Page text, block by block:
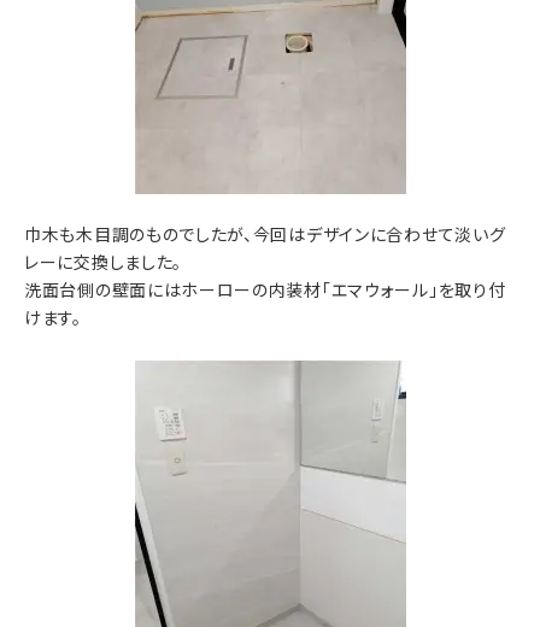
巾木も木目調のものでしたが、今回はデザインに合わせて淡いグ
レーに交換しました。
洗面台側の壁面にはホーローの内装材「エマウォール」を取り付
けます。